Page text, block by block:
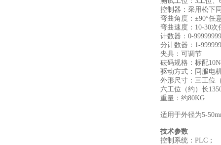
控制器：采用松下
弯曲角度：±90°任
弯曲速度：10-30次
计数器：0-
分计数器：1-
夹具：可调节
砝码规格：标配
驱动方式：同服电
外形尺寸：三工位
六工位（约）长
重量：约80KG
适用于外径为5-
技术参数
控制系统：PLC；